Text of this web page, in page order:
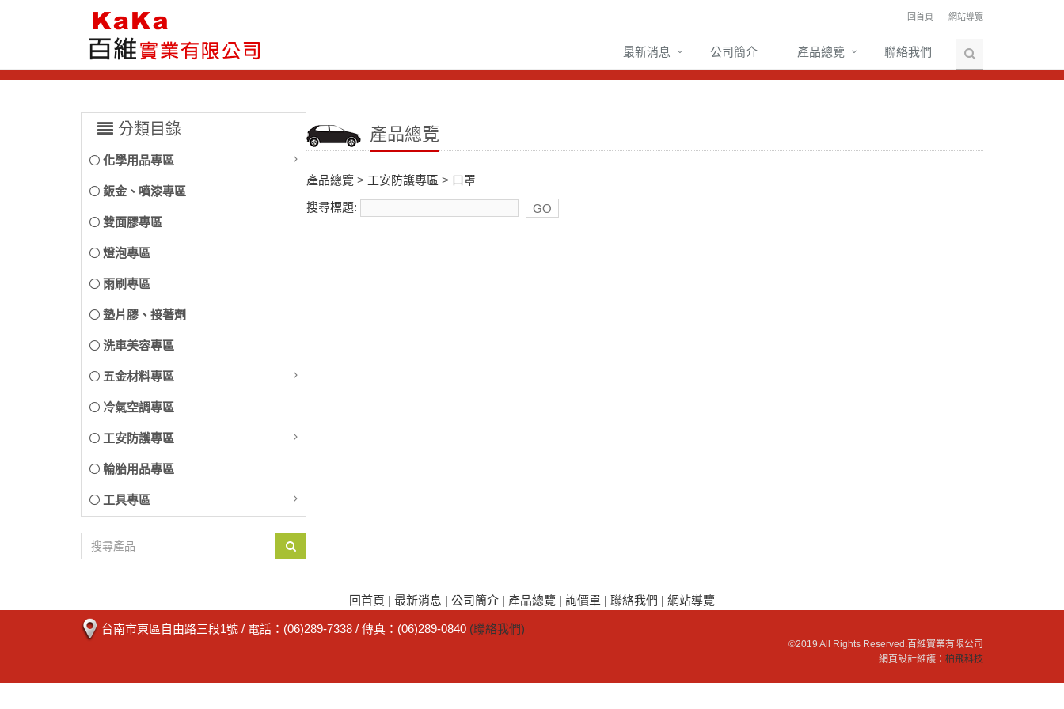
回首頁 網站導覽
最新消息 公司簡介 產品總覽 聯絡我們
分類目錄
化學用品專區
鈑金、噴漆專區
雙面膠專區
燈泡專區
雨刷專區
墊片膠、接著劑
洗車美容專區
五金材料專區
冷氣空調專區
工安防護專區
輪胎用品專區
工具專區
產品總覽
產品總覽 > 工安防護專區 > 口罩
搜尋標題:
回首頁 | 最新消息 | 公司簡介 | 產品總覽 | 詢價單 | 聯絡我們 | 網站導覽
台南市東區自由路三段1號 / 電話： (06)289-7338 / 傳真： (06)289-0840 (聯絡我們)
©2019 All Rights Reserved.百維實業有限公司
網頁設計維護： 柏飛科技